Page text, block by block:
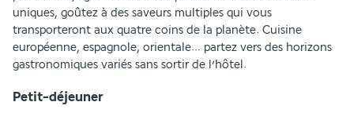
uniques, goûtez à des saveurs multiples qui vous
transporteront aux quatre coins de la planète. Cuisine
européenne, espagnole, orientale… partez vers des horizons
gastronomiques variés sans sortir de l’hôtel.
Petit-déjeuner